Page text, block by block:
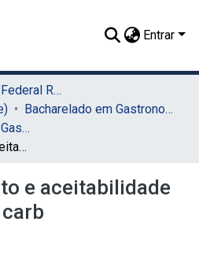
Entrar
01. Universidade Federal Rural de Pernambuco - UFRPE (Sede)
Bacharelado em Gastronomia (Sede)
TCC - Bacharelado em Gastronomia (Sede)
Desenvolvimento e aceitabilidade de brownie low carb
e aceitabilidade